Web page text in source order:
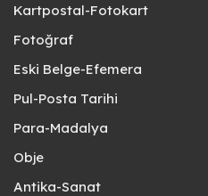
Kartpostal-Fotokart
Fotoğraf
Eski Belge-Efemera
Pul-Posta Tarihi
Para-Madalya
Obje
Antika-Sanat